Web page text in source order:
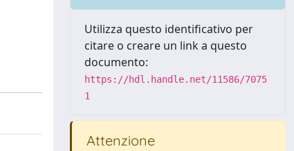
Utilizza questo identificativo per
citare o creare un link a questo
documento:
https://hdl.handle.net/11586/7075
1
Attenzione